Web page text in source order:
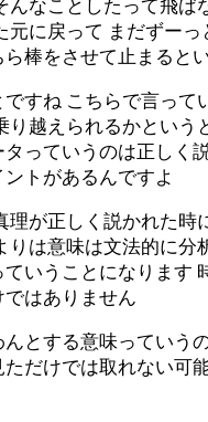
んなことしたって飛ば
元に戻って まだずーっ
棒をさせて止まると
すね こちらで言って
り越えられるかという
っていうのは正しく
トがあるんですよ
理が正しく説かれた時
りは意味は文法的に分
いうことになります
はありません
とする意味っていう
だけでは取れない可